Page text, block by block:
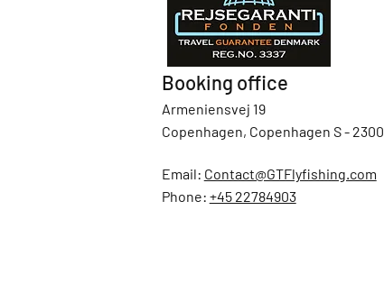
Booking office
Armeniensvej 19
Copenhagen, Copenhagen S - 2300
Email: Contact@GTFlyfishing.com
Phone: +45 22784903